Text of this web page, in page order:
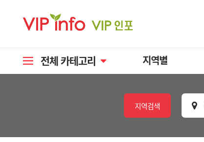
전체 카테고리 지역별
지역검색